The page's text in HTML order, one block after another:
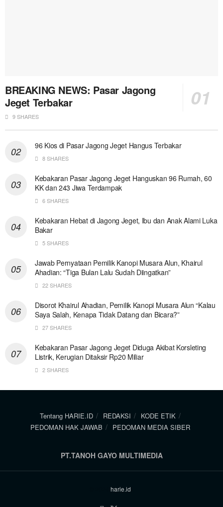
BREAKING NEWS: Pasar Jagong
Jeget Terbakar
9 SHARES
96 Kios di Pasar Jagong Jeget Hangus Terbakar
8 SHARES
Kebakaran Pasar Jagong Jeget Hanguskan 96 Rumah, 60
KK dan 243 Jiwa Terdampak
6 SHARES
Kebakaran Hebat di Jagong Jeget, Ibu dan Anak Alami Luka
Bakar
5 SHARES
Jawab Pernyataan Pemilik Kanopi Musara Alun, Khairul
Ahadian: “Tiga Bulan Lalu Sudah Diingatkan”
22 SHARES
Disorot Khairul Ahadian, Pemilik Kanopi Musara Alun “Kalau
Saya Salah, Kenapa Tidak Datang dan Bicara?”
27 SHARES
Kebakaran Pasar Jagong Jeget Diduga Akibat Korsleting
Listrik, Kerugian Ditaksir Rp20 Miliar
2 SHARES
Tentang HARIE.ID REDAKSI
KODE ETIK
PEDOMAN HAK JAWAB
PEDOMAN MEDIA SIBER
PT.TANOH GAYO MULTIMEDIA
harie.id